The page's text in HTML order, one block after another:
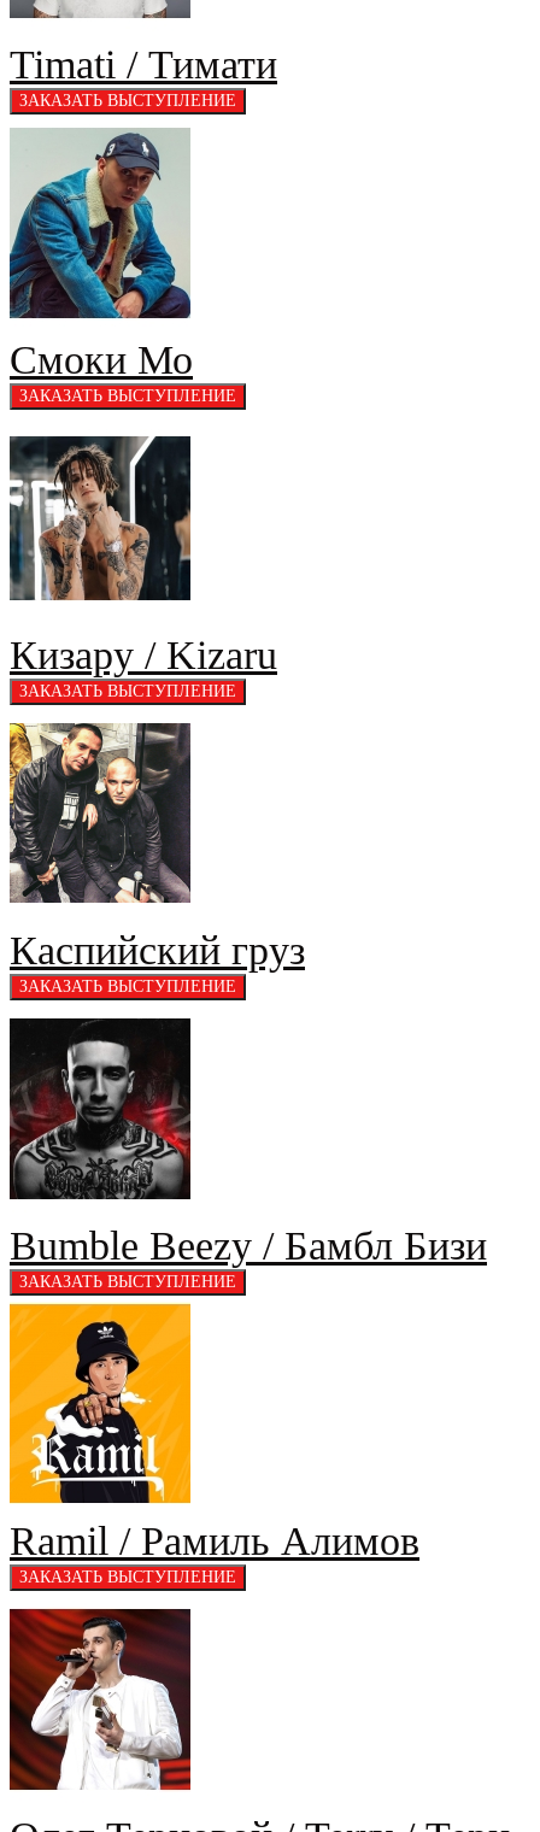
Timati / Тимати
Смоки Мо
Кизару / Kizaru
Каспийский груз
Bumble Beezy / Бамбл Бизи
Ramil / Рамиль Алимов